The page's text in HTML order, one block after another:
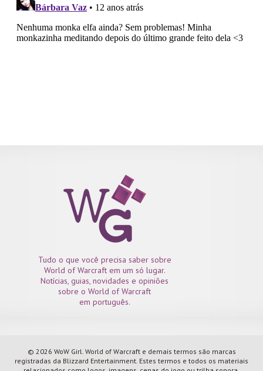
Tudo o que você precisa saber sobre
World of Warcraft em um só lugar.
Notícias, guias, novidades e opiniões
sobre o World of Warcraft
em português.
© 2026 WoW Girl. World of Warcraft e demais termos são marcas
registradas da Blizzard Entertainment. Estes termos e todos os materiais